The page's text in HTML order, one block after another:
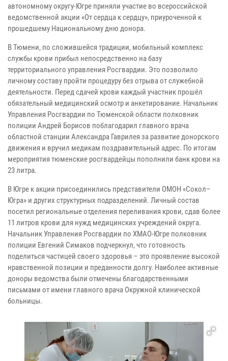
автономному округу-Югре приняли участие во всероссийской
ведомственной акции «От сердца к сердцу», приуроченной к
прошедшему Национальному дню донора.
В Тюмени, по сложившейся традиции, мобильный комплекс
службы крови прибыл непосредственно на базу
территориального управления Росгвардии. Это позволило
личному составу пройти процедуру без отрыва от служебной
деятельности. Перед сдачей крови каждый участник прошёл
обязательный медицинский осмотр и анкетирование. Начальник
Управления Росгвардии по Тюменской области полковник
полиции Андрей Борисов поблагодарил главного врача
областной станции Александра Гаврилея за развитие донорского
движения и вручил медикам поздравительный адрес. По итогам
мероприятия тюменские росгвардейцы пополнили банк крови на
23 литра.
В Югре к акции присоединились представители ОМОН «Сокол–
Югра» и других структурных подразделений. Личный состав
посетил региональные отделения переливания крови, сдав более
11 литров крови для нужд медицинских учреждений округа.
Начальник Управления Росгвардии по ХМАО-Югре полковник
полиции Евгений Симаков подчеркнул, что готовность
поделиться частицей своего здоровья – это проявление высокой
нравственной позиции и преданности долгу. Наиболее активные
доноры ведомства были отмечены благодарственными
письмами от имени главного врача Окружной клинической
больницы.